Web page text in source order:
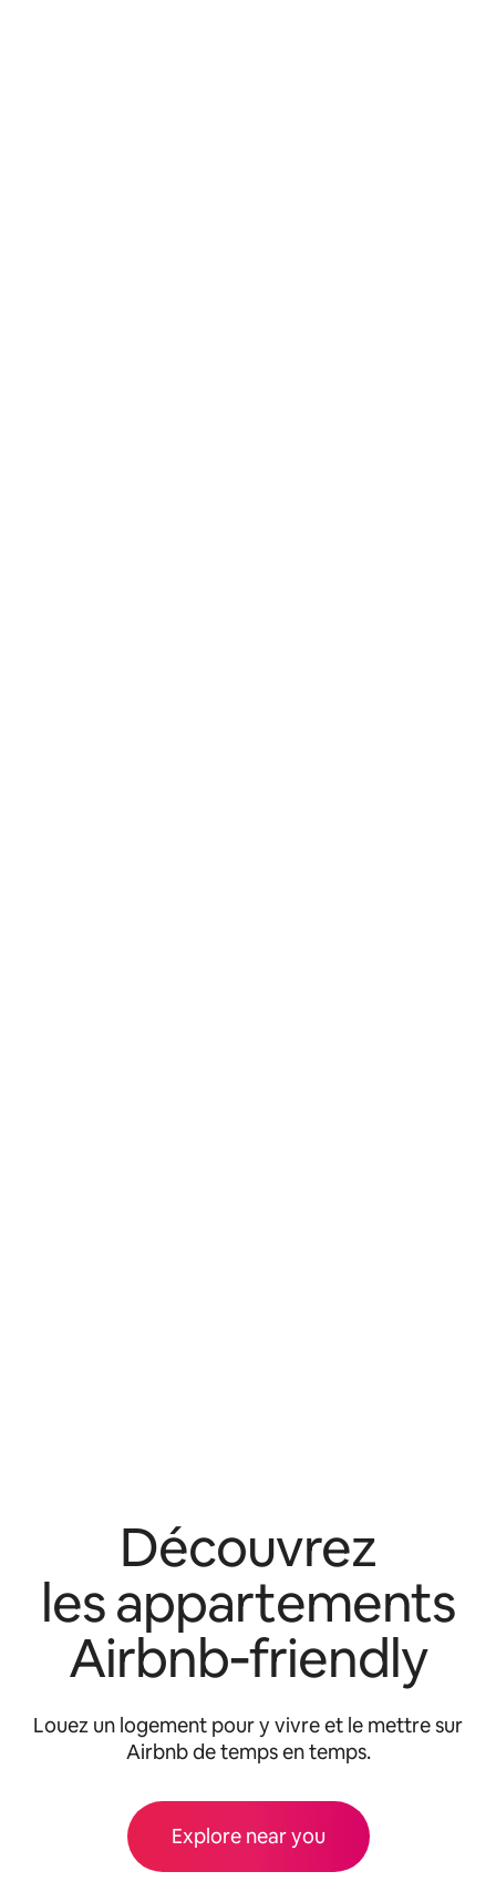
Découvrez
les appartements
Airbnb‑friendly
Louez un logement pour y vivre et le mettre sur
Airbnb de temps en temps.
Explore near you